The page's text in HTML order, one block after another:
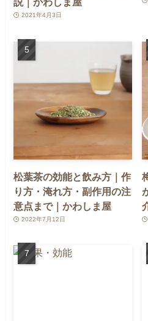
2021年4月3日
松葉茶の効能と飲み方｜作
り方・淹れ方・副作用の注
意点まで｜かわしま屋
2022年7月12日